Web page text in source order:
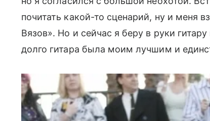
почитать какой-то сценарий, ну и меня
Вязов». Но и сейчас я беру в руки
долго гитара была моим лучшим и